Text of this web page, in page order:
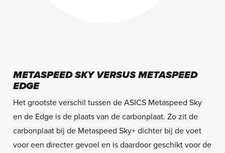
METASPEED SKY VERSUS METASPEED
EDGE
Het grootste verschil tussen de ASICS Metaspeed Sky
en de Edge is de plaats van de carbonplaat. Zo zit de
carbonplaat bij de Metaspeed Sky+ dichter bij de voet
voor een directer gevoel en is daardoor geschikt voor de